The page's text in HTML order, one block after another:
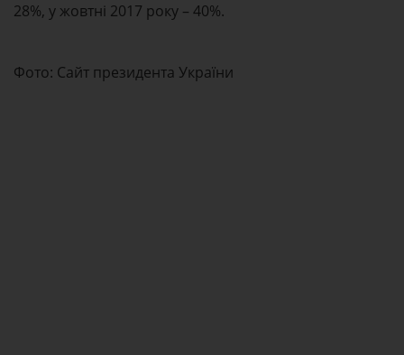
28%, у жовтні 2017 року – 40%.
Фото: Сайт президента України